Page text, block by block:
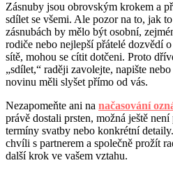
Zásnuby jsou obrovským krokem a
sdílet se všemi. Ale pozor na to, jak
zásnubách by mělo být osobní,
rodiče nebo nejlepší přátelé dozvědí
sítě, mohou se cítit dotčeni. Proto
„sdílet,“ raději zavolejte, napište
novinu měli slyšet přímo od vás.
Nezapomeňte ani na načasování
právě dostali prsten, možná ještě
termíny svatby nebo konkrétní
chvíli s partnerem a společně prožít
další krok ve vašem vztahu.